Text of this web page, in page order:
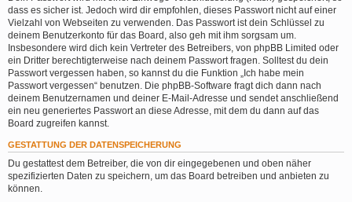
dass es sicher ist. Jedoch wird dir empfohlen, dieses Passwort nicht auf einer
Vielzahl von Webseiten zu verwenden. Das Passwort ist dein Schlüssel zu
deinem Benutzerkonto für das Board, also geh mit ihm sorgsam um.
Insbesondere wird dich kein Vertreter des Betreibers, von phpBB Limited oder
ein Dritter berechtigterweise nach deinem Passwort fragen. Solltest du dein
Passwort vergessen haben, so kannst du die Funktion „Ich habe mein
Passwort vergessen“ benutzen. Die phpBB-Software fragt dich dann nach
deinem Benutzernamen und deiner E-Mail-Adresse und sendet anschließend
ein neu generiertes Passwort an diese Adresse, mit dem du dann auf das
Board zugreifen kannst.
GESTATTUNG DER DATENSPEICHERUNG
Du gestattest dem Betreiber, die von dir eingegebenen und oben näher
spezifizierten Daten zu speichern, um das Board betreiben und anbieten zu
können.